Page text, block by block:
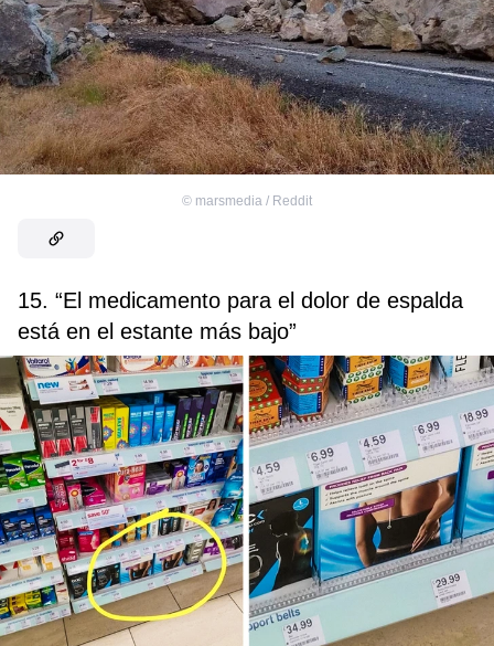
© marsmedia / Reddit
15. “El medicamento para el dolor de espalda
está en el estante más bajo”